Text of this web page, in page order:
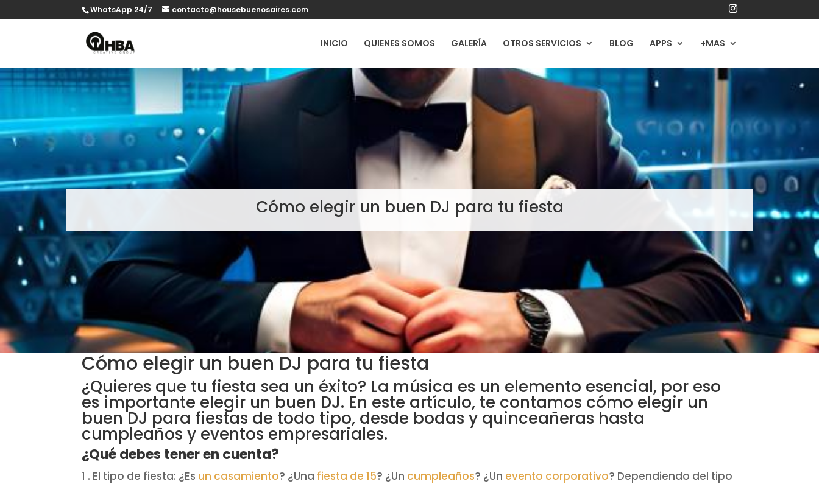
WhatsApp 24/7 contacto@housebuenosaires.com
INICIO QUIENES SOMOS GALERÍA OTROS SERVICIOS BLOG APPS +MAS
Cómo elegir un buen DJ para tu fiesta
Cómo elegir un buen DJ para tu fiesta
¿Quieres que tu fiesta sea un éxito? La música es un elemento esencial, por eso
es importante elegir un buen DJ. En este artículo, te contamos cómo elegir un
buen DJ para fiestas de todo tipo, desde bodas y quinceañeras hasta
cumpleaños y eventos empresariales.
¿Qué debes tener en cuenta?
1 . El tipo de fiesta: ¿Es un casamiento? ¿Una fiesta de 15? ¿Un cumpleaños? ¿Un evento corporativo? Dependiendo del tipo